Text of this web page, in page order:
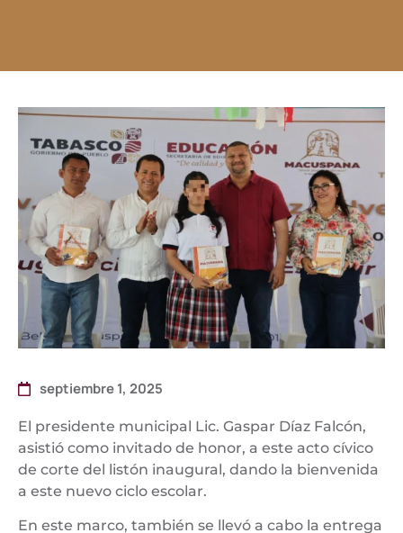
septiembre 1, 2025
El presidente municipal Lic. Gaspar Díaz Falcón,
asistió como invitado de honor, a este acto cívico
de corte del listón inaugural, dando la bienvenida
a este nuevo ciclo escolar.
En este marco, también se llevó a cabo la entrega